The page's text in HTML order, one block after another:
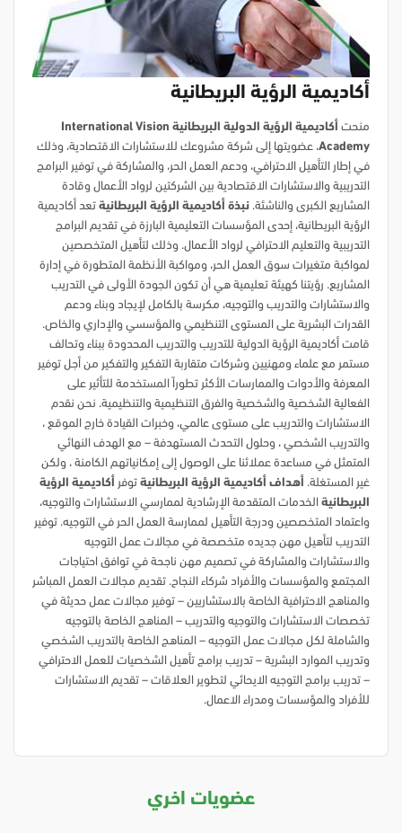
أكاديمية الرؤية البريطانية
منحت
أكاديمية الرؤية الدولية البريطانية International Vision
Academy، عضويتها إلى شركة مشروعك للاستشارات الاقتصادية، وذلك
في إطار التأهيل الاحترافي، ودعم العمل الحر، والمشاركة في توفير البرامج
التدريبية والاستشارات الاقتصادية بين الشركتين لرواد الأعمال وقادة
المشاريع الكبرى والناشئة. نبذة أكاديمية الرؤية البريطانية تعد أكاديمية
الرؤية البريطانية، إحدى المؤسسات التعليمية البارزة في تقديم البرامج
التدريبية والتعليم الاحترافي لرواد الأعمال. وذلك لتأهيل المتخصصين
لمواكبة متغيرات سوق العمل الحر، ومواكبة الأنظمة المتطورة في إدارة
المشاريع. رؤيتنا كهيئة تعليمية هي أن تكون الجودة الأولى في التدريب
والاستشارات والتدريب والتوجيه، مكرسة بالكامل لإيجاد وبناء ودعم
القدرات البشرية على المستوى التنظيمي والمؤسسي والإداري والخاص.
قامت أكاديمية الرؤية الدولية للتدريب والتدريب المحدودة ببناء وتحالف
مستمر مع علماء ومهنيين وشركات متقاربة التفكير والتفكير من أجل توفير
المعرفة والأدوات والممارسات الأكثر تطوراً المستخدمة للتأثير على
الفعالية الشخصية والشخصية والفرق التنظيمية والتنظيمية. نحن نقدم
الاستشارات والتدريب على مستوى عالمي، وخبرات القيادة خارج الموقع ،
والتدريب الشخصي ، وحلول التحدث المستهدفة – مع الهدف النهائي
المتمثل في مساعدة عملائنا على الوصول إلى إمكانياتهم الكامنة ، ولكن
غير المستغلة. أهداف أكاديمية الرؤية البريطانية توفر أكاديمية الرؤية
البريطانية الخدمات المتقدمة الإرشادية لممارسي الاستشارات والتوجيه،
واعتماد المتخصصين ودرجة التأهيل لممارسة العمل الحر في التوجيه. توفير
التدريب لتأهيل مهن جديده متخصصة في مجالات عمل التوجيه
والاستشارات والمشاركة في تصميم مهن ناجحة في توافق احتياجات
المجتمع والمؤسسات والأفراد شركاء النجاح. تقديم مجالات العمل المباشر
والمناهج الاحترافية الخاصة بالاستشاريين – توفير مجالات عمل حديثة في
تخصصات الاستشارات والتوجيه والتدريب – المناهج الخاصة بالتوجيه
والشاملة لكل مجالات عمل التوجيه – المناهج الخاصة بالتدريب الشخصي
وتدريب الموارد البشرية – تدريب برامج تأهيل الشخصيات للعمل الاحترافي
– تدريب برامج التوجيه الايحائي لتطوير العلاقات – تقديم الاستشارات
للأفراد والمؤسسات ومدراء الاعمال.
عضويات اخري